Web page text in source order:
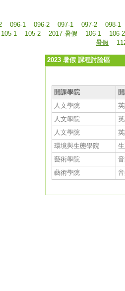
096-1 096-2 097-1 097-2 098-1
105-1 105-2 2017-暑假 106-1 106-2
暑假
2023 暑假 課程討論區
開課學院
人文學院
人文學院
人文學院
環境與生態學院
藝術學院
藝術學院